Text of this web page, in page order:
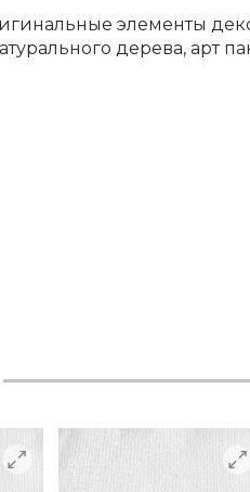
элементы
дерева, арт